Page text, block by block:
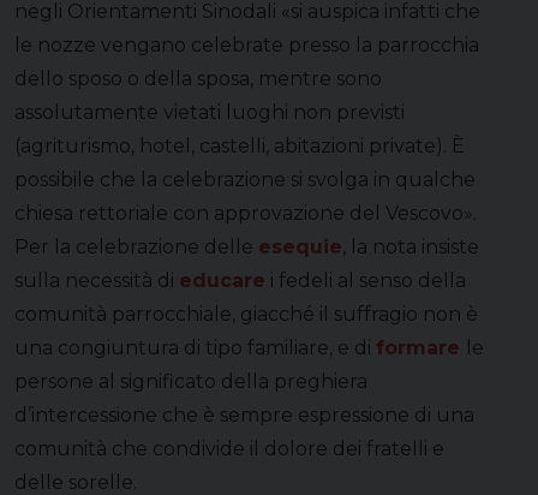
negli Orientamenti Sinodali «si auspica infatti che
le nozze vengano celebrate presso la parrocchia
dello sposo o della sposa, mentre sono
assolutamente vietati luoghi non previsti
(agriturismo, hotel, castelli, abitazioni private). È
possibile che la celebrazione si svolga in qualche
chiesa rettoriale con approvazione del Vescovo».
Per la celebrazione delle esequie, la nota insiste
sulla necessità di educare i fedeli al senso della
comunità parrocchiale, giacché il suffragio non è
una congiuntura di tipo familiare, e di formare
le
persone al significato della preghiera
d’intercessione che è sempre espressione di una
comunità che condivide il dolore dei fratelli e
delle sorelle.